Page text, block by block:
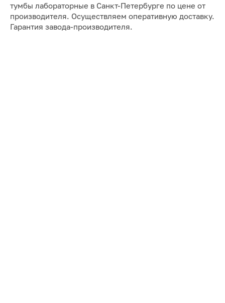
тумбы лабораторные в Санкт-Петербурге по цене от
производителя. Осуществляем оперативную доставку.
Гарантия завода-производителя.